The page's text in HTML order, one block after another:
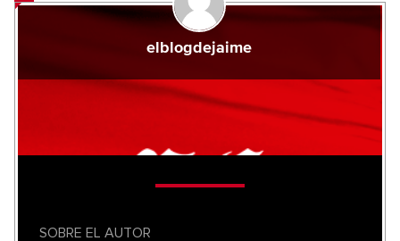
elblogdejaime
SOBRE EL AUTOR